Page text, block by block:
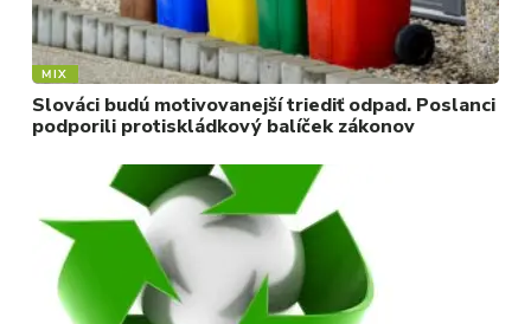
MIX
Slováci budú motivovanejší triediť odpad. Poslanci
podporili protiskládkový balíček zákonov